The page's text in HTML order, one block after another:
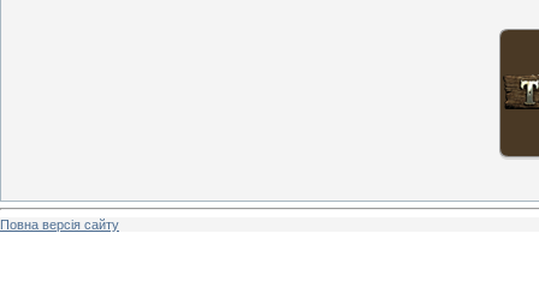
Повна версія сайту